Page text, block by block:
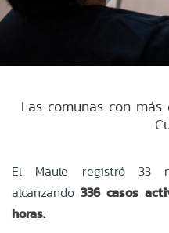
Las comunas con
El Maule registró 33
alcanzando 336 casos
horas.